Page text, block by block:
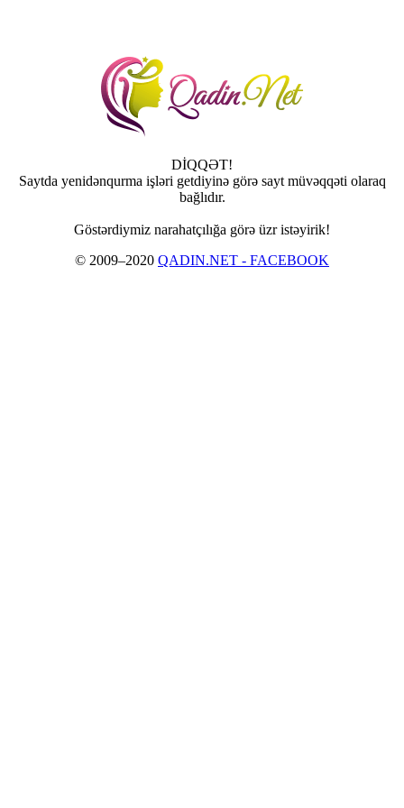
DİQQƏT!
Saytda yenidənqurma işləri getdiyinə görə sayt müvəqqəti olaraq
bağlıdır.
Göstərdiymiz narahatçılığa görə üzr istəyirik!
© 2009–2020 QADIN.NET - FACEBOOK